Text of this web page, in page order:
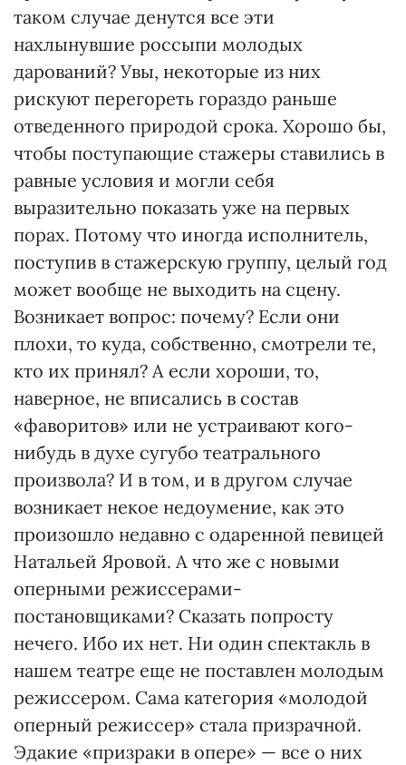
таком случае денутся все эти
нахлынувшие россыпи молодых
дарований? Увы, некоторые из них
рискуют перегореть гораздо раньше
отведенного природой срока. Хорошо бы,
чтобы поступающие стажеры ставились в
равные условия и могли себя
выразительно показать уже на первых
порах. Потому что иногда исполнитель,
поступив в стажерскую группу, целый год
может вообще не выходить на сцену.
Возникает вопрос: почему? Если они
плохи, то куда, собственно, смотрели те,
кто их принял? А если хороши, то,
наверное, не вписались в состав
«фаворитов» или не устраивают кого-
нибудь в духе сугубо театрального
произвола? И в том, и в другом случае
возникает некое недоумение, как это
произошло недавно с одаренной певицей
Натальей Яровой. А что же с новыми
оперными режиссерами-
постановщиками? Сказать попросту
нечего. Ибо их нет. Ни один спектакль в
нашем театре еще не поставлен молодым
режиссером. Сама категория «молодой
оперный режиссер» стала призрачной.
Эдакие «призраки в опере» — все о них